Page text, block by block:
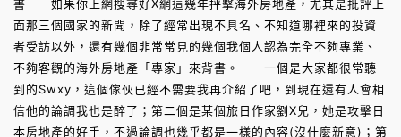
書 如果你上網搜尋好X網這幾年抨擊海外房地產，尤其是批評上
面那三個國家的新聞，除了經常出現不具名、不知道哪裡來的投資
者受訪以外，還有幾個非常常見的幾個我個人認為完全不夠專業、
不夠客觀的海外房地產「專家」來背書。 一個是大家都很常聽
到的Swxy，這個傢伙已經不需要我再介紹了吧，到現在還有人會相
信他的論調我也是醉了；第二個是某個旅日作家劉X兒，她是攻擊日
本房地產的好手，不過論調也幾乎都是一樣的內容(沒什麼新意)；第